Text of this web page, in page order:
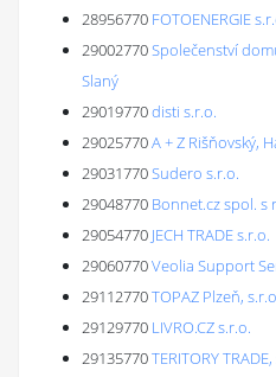
28956770 FOTOENERGIE
29002770Společenství
Slaný
29019770disti s.r.o.
29025770A + Z Rišňovský,
29031770Sudero s.r.o.
29048770 Bonnet.cz spol. s
29054770 JECH TRADE s.r.o.
29060770Veolia Support
29112770TOPAZ Plzeň,
29129770 LIVRO.CZ s.r.o.
29135770TERITORY